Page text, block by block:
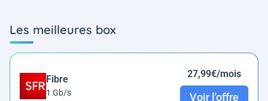
Les meilleures box
Fibre
1 Gb/s
27,99€/mois
Voir l'offre